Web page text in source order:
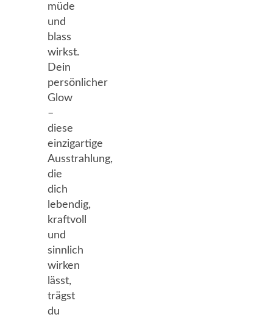
müde
und
blass
wirkst.
Dein
persönlicher
Glow
–
diese
einzigartige
Ausstrahlung,
die
dich
lebendig,
kraftvoll
und
sinnlich
wirken
lässt,
trägst
du